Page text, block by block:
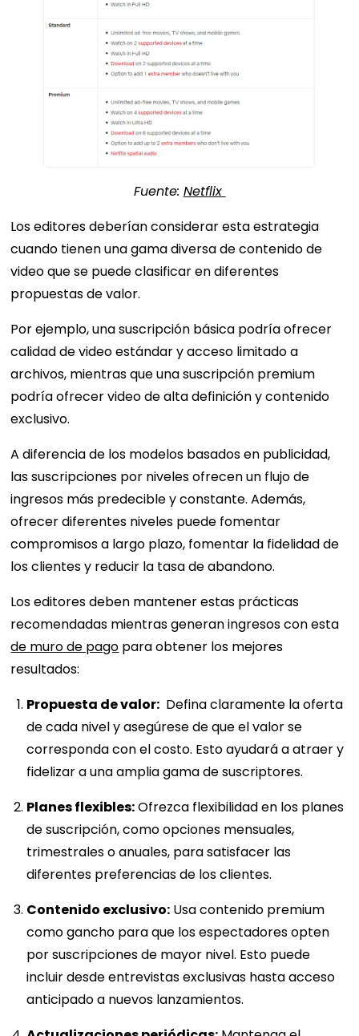
Fuente: Netflix
Los editores deberían considerar esta estrategia
cuando tienen una gama diversa de contenido de
video que se puede clasificar en diferentes
propuestas de valor.
Por ejemplo, una suscripción básica podría ofrecer
calidad de video estándar y acceso limitado a
archivos, mientras que una suscripción premium
podría ofrecer video de alta definición y contenido
exclusivo.
A diferencia de los modelos basados ​​en publicidad,
las suscripciones por niveles ofrecen un flujo de
ingresos más predecible y constante. Además,
ofrecer diferentes niveles puede fomentar
compromisos a largo plazo, fomentar la fidelidad de
los clientes y reducir la tasa de abandono.
Los editores deben mantener estas prácticas
recomendadas mientras generan ingresos con esta
de muro de pago para obtener los mejores
resultados:
Propuesta de valor: Defina claramente la oferta
de cada nivel y asegúrese de que el valor se
corresponda con el costo. Esto ayudará a atraer y
fidelizar a una amplia gama de suscriptores.
Planes flexibles:Ofrezca flexibilidad en los planes
de suscripción, como opciones mensuales,
trimestrales o anuales, para satisfacer las
diferentes preferencias de los clientes.
Contenido exclusivo: Usa contenido premium
como gancho para que los espectadores opten
por suscripciones de mayor nivel. Esto puede
incluir desde entrevistas exclusivas hasta acceso
anticipado a nuevos lanzamientos.